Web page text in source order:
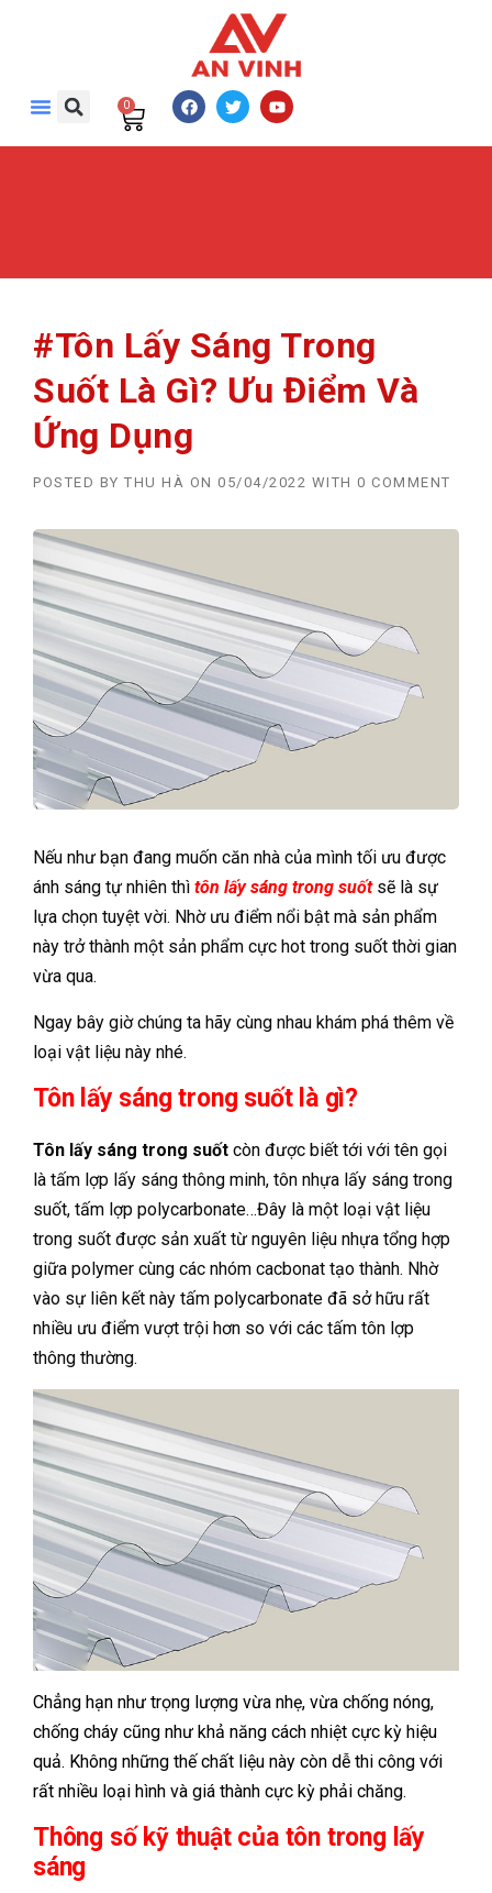
0
#Tôn Lấy Sáng Trong
Suốt Là Gì? Ưu Điểm Và
Ứng Dụng
POSTED BY THU HÀ ON 05/04/2022 WITH 0 COMMENT
Nếu như bạn đang muốn căn nhà của mình tối ưu được
ánh sáng tự nhiên thì tôn lấy sáng trong suốt sẽ là sự
lựa chọn tuyệt vời. Nhờ ưu điểm nổi bật mà sản phẩm
này trở thành một sản phẩm cực hot trong suốt thời gian
vừa qua.
Ngay bây giờ chúng ta hãy cùng nhau khám phá thêm về
loại vật liệu này nhé.
Tôn lấy sáng trong suốt là gì?
Tôn lấy sáng trong suốt còn được biết tới với tên gọi
là tấm lợp lấy sáng thông minh, tôn nhựa lấy sáng trong
suốt, tấm lợp polycarbonate…Đây là một loại vật liệu
trong suốt được sản xuất từ nguyên liệu nhựa tổng hợp
giữa polymer cùng các nhóm cacbonat tạo thành. Nhờ
vào sự liên kết này tấm polycarbonate đã sở hữu rất
nhiều ưu điểm vượt trội hơn so với các tấm tôn lợp
thông thường.
Chẳng hạn như trọng lượng vừa nhẹ, vừa chống nóng,
chống cháy cũng như khả năng cách nhiệt cực kỳ hiệu
quả. Không những thế chất liệu này còn dễ thi công với
rất nhiều loại hình và giá thành cực kỳ phải chăng.
Thông số kỹ thuật của tôn trong lấy
sáng